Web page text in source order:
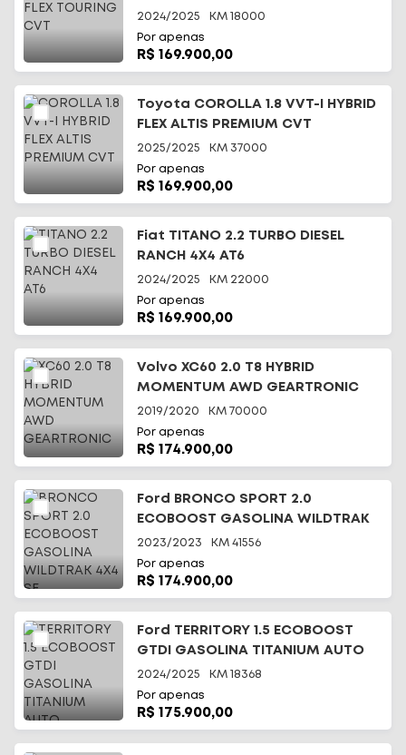
2024/2025 KM 18000
Por apenas
R$ 169.900,00
Toyota COROLLA 1.8 VVT-I HYBRID
FLEX ALTIS PREMIUM CVT
2025/2025 KM 37000
Por apenas
R$ 169.900,00
Fiat TITANO 2.2 TURBO DIESEL
RANCH 4X4 AT6
2024/2025 KM 22000
Por apenas
R$ 169.900,00
Volvo XC60 2.0 T8 HYBRID
MOMENTUM AWD GEARTRONIC
2019/2020 KM 70000
Por apenas
R$ 174.900,00
Ford BRONCO SPORT 2.0
ECOBOOST GASOLINA WILDTRAK
4X4 SE
2023/2023 KM 41556
Por apenas
R$ 174.900,00
Ford TERRITORY 1.5 ECOBOOST
GTDI GASOLINA TITANIUM AUTO
2024/2025 KM 18368
Por apenas
R$ 175.900,00